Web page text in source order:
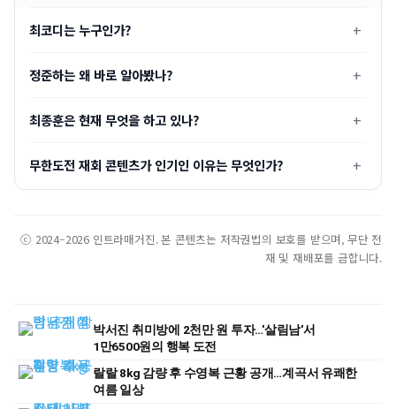
최코디는 누구인가?
정준하는 왜 바로 알아봤나?
최종훈은 현재 무엇을 하고 있나?
무한도전 재회 콘텐츠가 인기인 이유는 무엇인가?
ⓒ 2024–2026 인트라매거진. 본 콘텐츠는 저작권법의 보호를 받으며, 무단 전
재 및 재배포를 금합니다.
박서진 취미방에 2천만 원 투자…'살림남'서
1만6500원의 행복 도전
랄랄 8kg 감량 후 수영복 근황 공개…계곡서 유쾌한
여름 일상